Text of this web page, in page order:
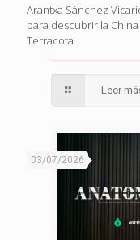
Arantxa Sánchez
para descubrir la
Terracota
Leer
03/07/2026